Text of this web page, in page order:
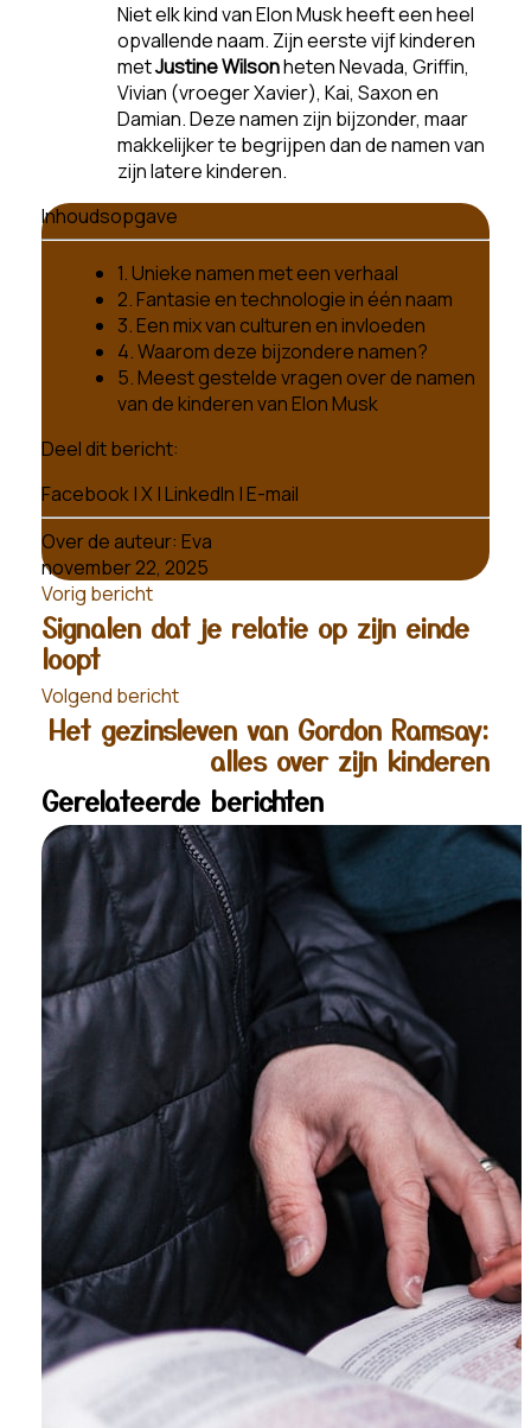
Niet elk kind van Elon Musk heeft een heel
opvallende naam. Zijn eerste vijf kinderen
metJustine Wilsonheten Nevada, Griffin,
Vivian (vroeger Xavier), Kai, Saxon en
Damian. Deze namen zijn bijzonder, maar
makkelijker te begrijpen dan de namen van
zijn latere kinderen.
Inhoudsopgave
1. Unieke namen met een verhaal
2. Fantasie en technologie in één naam
3. Een mix van culturen en invloeden
4. Waarom deze bijzondere namen?
5. Meest gestelde vragen over de namen
van de kinderen van Elon Musk
Deel dit bericht:
Facebook|X|LinkedIn |E-mail
Over de auteur: Eva
november 22, 2025
Vorig bericht
Signalen dat je relatie op zijn einde
loopt
Volgend bericht
Het gezinsleven van Gordon Ramsay:
alles over zijn kinderen
Gerelateerde berichten